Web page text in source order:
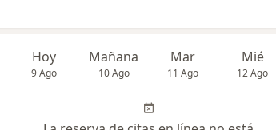
Hoy
9 Ago
Mañana
10 Ago
Mar
11 Ago
Mié
12 Ago